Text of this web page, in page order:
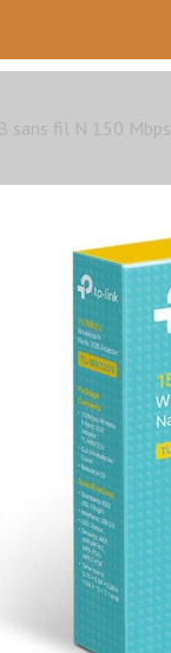
sans fil N 150 Mbps